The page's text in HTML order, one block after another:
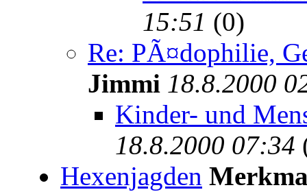
15:51 (0)
Re: PÃ¤dophilie,
Jimmi 18.8.2000
Kinder- und
18.8.2000 07:34
Hexenjagden